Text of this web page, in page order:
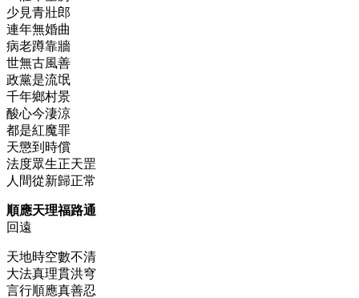
少見青壯郎
連年無婚曲
病老蹲靠牆
世無古風善
政黨是流氓
千年鄉村景
酸心今淒涼
都是紅魔罪
天懲到時償
法度眾生正天罡
人間從新歸正常
順應天理福路通
回遠
天地時空數不清
大法真理貫洪穹
言行順應真善忍